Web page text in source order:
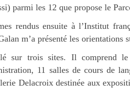
parmi les 12 que propose le
rendus ensuite à l’Institut
m’a présenté les orientations
sur trois sites. Il comprend
11 salles de cours de
Delacroix destinée aux